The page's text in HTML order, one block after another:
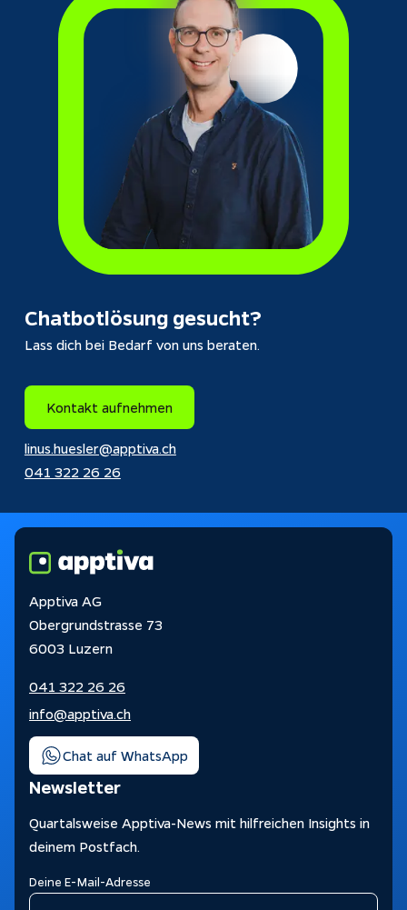
Chatbotlösung gesucht?
Lass dich bei Bedarf von uns beraten.
Kontakt aufnehmen
linus.huesler@apptiva.ch
041 322 26 26
Apptiva AG
Obergrundstrasse 73
6003 Luzern
041 322 26 26
info@apptiva.ch
Chat auf WhatsApp
Newsletter
Quartalsweise Apptiva-News mit hilfreichen Insights in
deinem Postfach.
Deine E-Mail-Adresse